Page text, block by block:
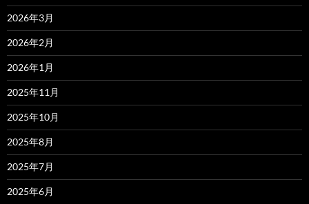
2026年3月
2026年2月
2026年1月
2025年11月
2025年10月
2025年8月
2025年7月
2025年6月